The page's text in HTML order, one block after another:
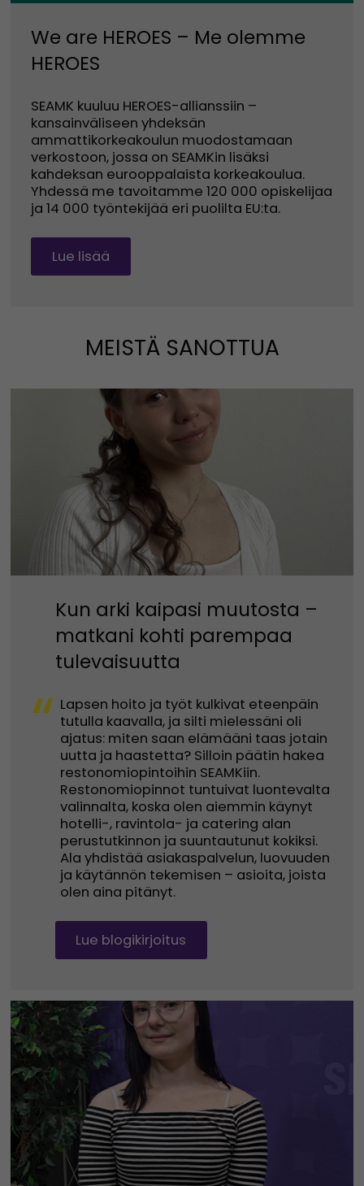
We are HEROES – Me olemme
HEROES
SEAMK kuuluu HEROES-allianssiin –
kansainväliseen yhdeksän
ammattikorkeakoulun muodostamaan
verkostoon, jossa on SEAMKin lisäksi
kahdeksan eurooppalaista korkeakoulua.
Yhdessä me tavoitamme 120 000 opiskelijaa
ja 14 000 työntekijää eri puolilta EU:ta.
Lue lisää
MEISTÄ SANOTTUA
Kun arki kaipasi muutosta –
matkani kohti parempaa
tulevaisuutta
“ Lapsen hoito ja työt kulkivat eteenpäin
tutulla kaavalla, ja silti mielessäni oli
ajatus: miten saan elämääni taas jotain
uutta ja haastetta? Silloin päätin hakea
restonomiopintoihin SEAMKiin.
Restonomiopinnot tuntuivat luontevalta
valinnalta, koska olen aiemmin käynyt
hotelli-, ravintola- ja catering alan
perustutkinnon ja suuntautunut kokiksi.
Ala yhdistää asiakaspalvelun, luovuuden
ja käytännön tekemisen – asioita, joista
olen aina pitänyt.
Lue blogikirjoitus